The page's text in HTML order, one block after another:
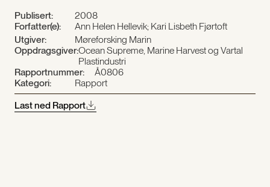
Publisert:
2008
Forfatter(e):
Ann Helen Hellevik; Kari Lisbeth Fjørtoft
Utgiver:
Møreforsking Marin
Oppdragsgiver:Ocean Supreme, Marine Harvest og Vartal
Plastindustri
Rapportnummer:
Å0806
Kategori:
Rapport
Last ned Rapport